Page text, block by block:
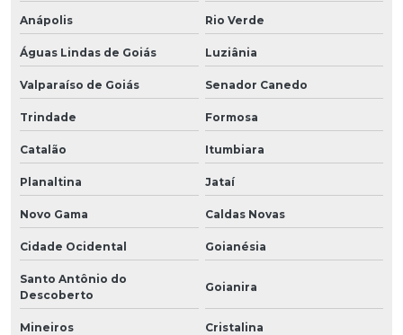
Anápolis Rio Verde
Águas Lindas de Goiás Luziânia
Valparaíso de Goiás Senador Canedo
Trindade Formosa
Catalão Itumbiara
Planaltina Jataí
Novo Gama Caldas Novas
Cidade Ocidental Goianésia
Santo Antônio do
Descoberto
Goianira
Mineiros Cristalina